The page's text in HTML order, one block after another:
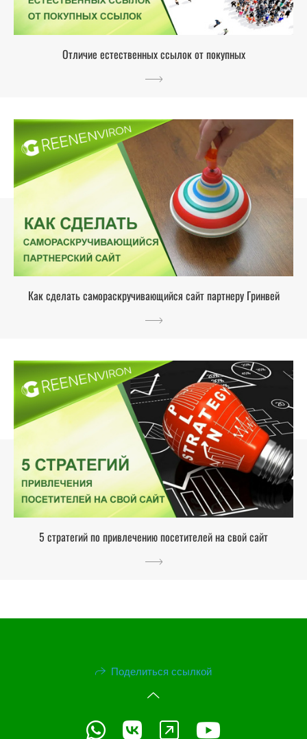
Отличие естественных ссылок от покупных
Как сделать самораскручивающийся сайт партнеру Гринвей
5 стратегий по привлечению посетителей на свой сайт
Поделиться ссылкой